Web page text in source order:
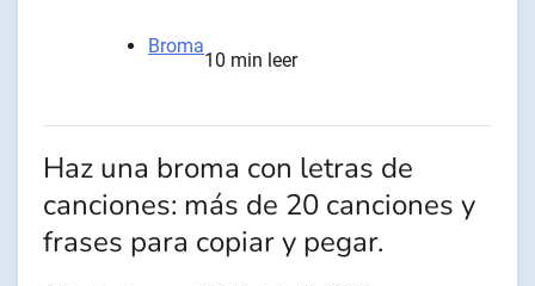
Broma
10 min leer
Haz una broma con letras de
canciones: más de 20 canciones y
frases para copiar y pegar.